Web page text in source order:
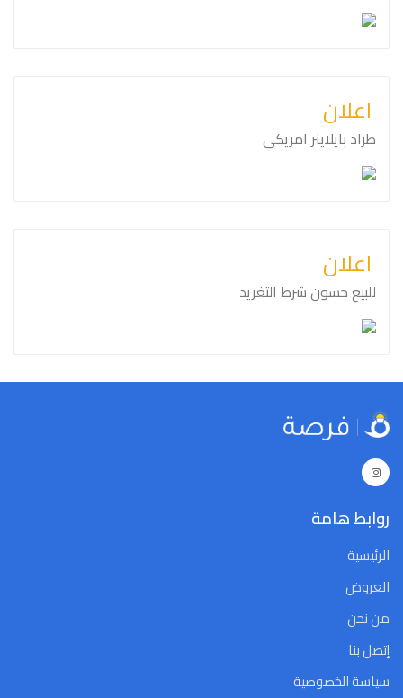
اعلان
طراد بايلاينر امريكي
اعلان
للبيع حسون شرط التغريد
روابط هامة
الرئيسية
العروض
من نحن
إتصل بنا
سياسة الخصوصية